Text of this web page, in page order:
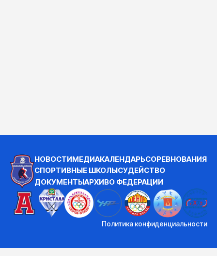
НОВОСТИМЕДИАКАЛЕНДАРЬСОРЕВНОВАНИЯ
СПОРТИВНЫЕ ШКОЛЫСУДЕЙСТВО
ДОКУМЕНТЫАРХИВО ФЕДЕРАЦИИ
Политика конфиденциальности